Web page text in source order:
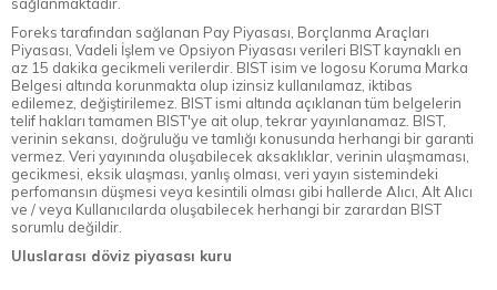
sağlanmaktadır.
Foreks tarafından sağlanan Pay Piyasası, Borçlanma Araçları
Piyasası, Vadeli İşlem ve Opsiyon Piyasası verileri BIST kaynaklı en
az 15 dakika gecikmeli verilerdir. BIST isim ve logosu Koruma Marka
Belgesi altında korunmakta olup izinsiz kullanılamaz, iktibas
edilemez, değiştirilemez. BIST ismi altında açıklanan tüm belgelerin
telif hakları tamamen BIST'ye ait olup, tekrar yayınlanamaz. BIST,
verinin sekansı, doğruluğu ve tamlığı konusunda herhangi bir garanti
vermez. Veri yayınında oluşabilecek aksaklıklar, verinin ulaşmaması,
gecikmesi, eksik ulaşması, yanlış olması, veri yayın sistemindeki
perfomansın düşmesi veya kesintili olması gibi hallerde Alıcı, Alt Alıcı
ve / veya Kullanıcılarda oluşabilecek herhangi bir zarardan BIST
sorumlu değildir.
Uluslarası döviz piyasası kuru